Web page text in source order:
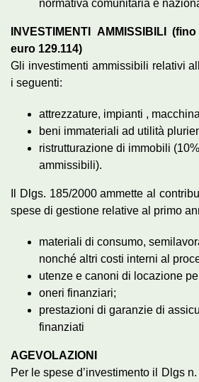
normativa comunitaria e
INVESTIMENTI AMMISSI BILI
euro 129.114)
Gli investimenti ammissibili relativi
i seguenti:
attrezzature, impianti ,
beni immateriali ad utilità
ristrutturazione di immobili
ammissibili).
Il Dlgs. 185/2000 ammette al
spese di gestione relative al primo
materiali di consumo,
nonché altri costi interni al
utenze e canoni di locazione
oneri finanziari;
prestazioni di garanzie di
finanziati
AGEVOLAZIONI
Per le spese d’investimento il Dlgs